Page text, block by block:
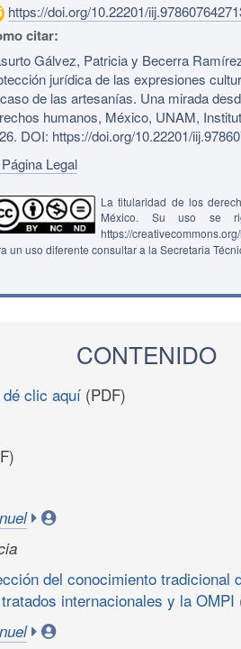
https://doi.org/10.22201/
citar:
Gálvez, Patricia y Becerra
jurídica de las expresiones
de las artesanías. Una mirada
humanos, México, UNAM,
DOI: https://doi.org/10.22201/
Página Legal
La titularidad de los
México. Su uso se
https://
un uso diferente consultar a la Secretaria
CONTENIDO
clic aquí (PDF)
del conocimiento tradicional
internacionales y la OMPI